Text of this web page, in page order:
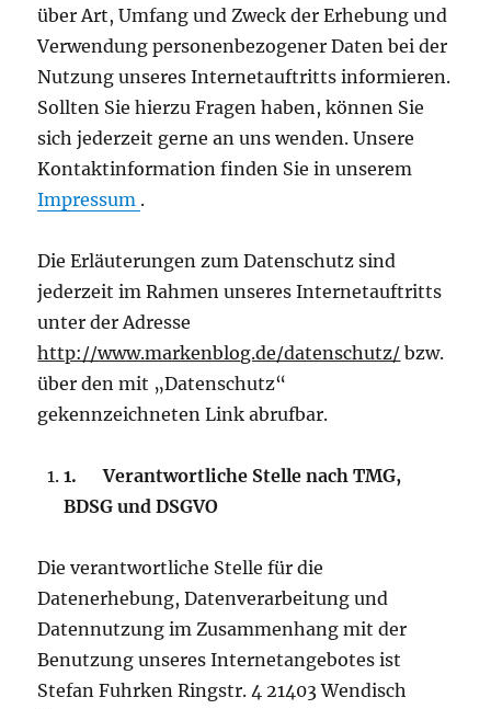
über Art, Umfang und Zweck der Erhebung und
Verwendung personenbezogener Daten bei der
Nutzung unseres Internetauftritts informieren.
Sollten Sie hierzu Fragen haben, können Sie
sich jederzeit gerne an uns wenden. Unsere
Kontaktinformation finden Sie in unserem
Impressum .
Die Erläuterungen zum Datenschutz sind
jederzeit im Rahmen unseres Internetauftritts
unter der Adresse
http://www.markenblog.de/datenschutz/ bzw.
über den mit „Datenschutz“
gekennzeichneten Link abrufbar.
1.Verantwortliche Stelle nach TMG,
BDSG und DSGVO
Die verantwortliche Stelle für die
Datenerhebung, Datenverarbeitung und
Datennutzung im Zusammenhang mit der
Benutzung unseres Internetangebotes ist
Stefan Fuhrken Ringstr. 4 21403 Wendisch